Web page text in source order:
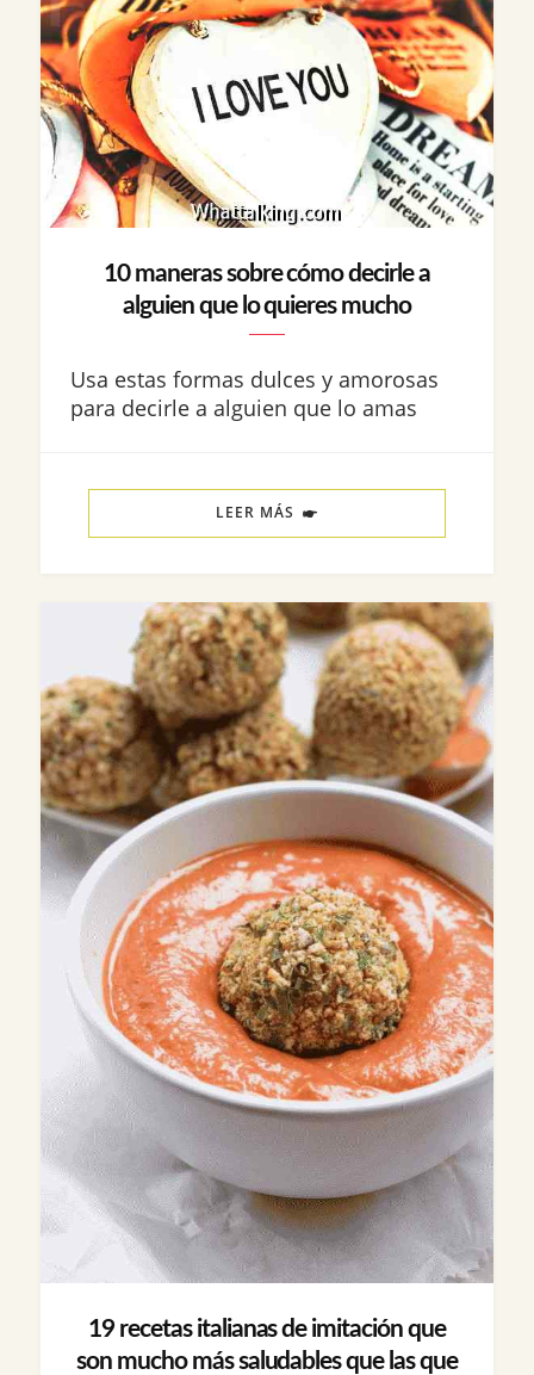
10 maneras sobre cómo decirle a
alguien que lo quieres mucho
Usa estas formas dulces y amorosas
para decirle a alguien que lo amas
LEER MÁS
19 recetas italianas de imitación que
son mucho más saludables que las que